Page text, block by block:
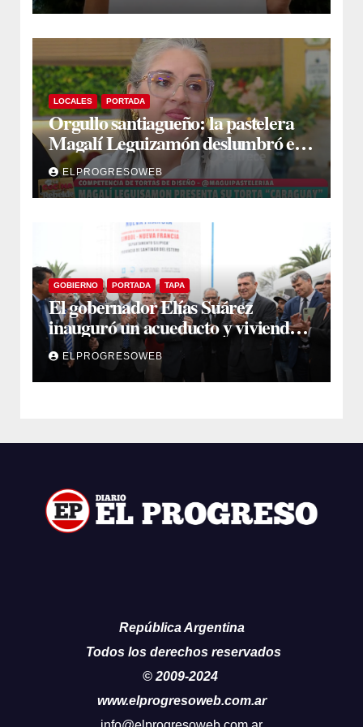
LOCALES PORTADA
Orgullo santiagueño: la pastelera
Magalí Leguizamón deslumbró en
Canal 13 con su torta “Caraguay” y
ganó la competencia
ELPROGRESOWEB
GOBIERNO PORTADA TAPA
El gobernador Elías Suárez
inauguró un acueducto y viviendas
sociales en El Simbol y Nueva
Francia
ELPROGRESOWEB
República Argentina
Todos los derechos reservados
© 2009-2024
www.elprogresoweb.com.ar